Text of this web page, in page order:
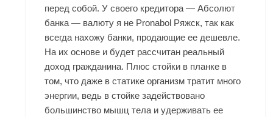
перед собой. У своего кредитора — Абсолют
банка — валюту я не Pronabol Ряжск, так как
всегда нахожу банки, продающие ее дешевле.
На их основе и будет рассчитан реальный
доход гражданина. Плюс стойки в планке в
том, что даже в статике организм тратит много
энергии, ведь в стойке задействовано
большинство мышц тела и удерживать ее